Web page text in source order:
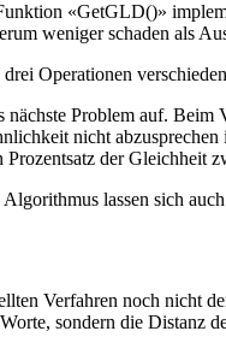
«GetGLD()»
weniger schaden als
Operationen
nächste Problem auf.
nicht
der Gleichheit
lassen sich
Verfahren noch nicht
sondern die Distanz